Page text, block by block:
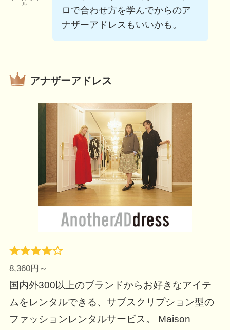
ル
ロで合わせ方を学んでからのア
ナザーアドレスもいいかも。
アナザーアドレス
8,360円～
国内外300以上のブランドからお好きなアイテ
ムをレンタルできる、サブスクリプション型の
ファッションレンタルサービス。 Maison